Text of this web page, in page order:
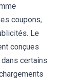
coupons,
Le
conçues
certains